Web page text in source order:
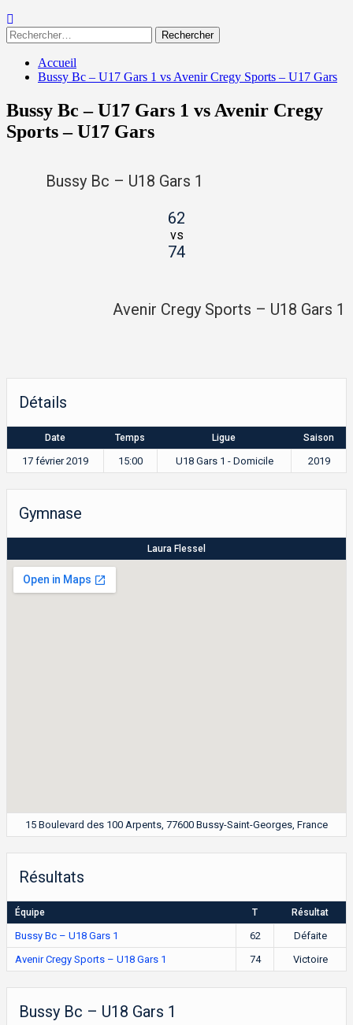
Rechercher :
Accueil
Bussy Bc – U17 Gars 1 vs Avenir Cregy Sports – U17 Gars
Bussy Bc – U17 Gars 1 vs Avenir Cregy
Sports – U17 Gars
Bussy Bc – U18 Gars 1
62
vs
74
Avenir Cregy Sports – U18 Gars 1
Détails
Date Temps Ligue Saison
17 février 2019 15:00 U18 Gars 1 - Domicile 2019
Gymnase
Laura Flessel
15 Boulevard des 100 Arpents, 77600 Bussy-Saint-Georges, France
Résultats
Équipe T Résultat
Bussy Bc – U18 Gars 1 62
Défaite
Avenir Cregy Sports – U18 Gars 1
74 Victoire
Bussy Bc – U18 Gars 1